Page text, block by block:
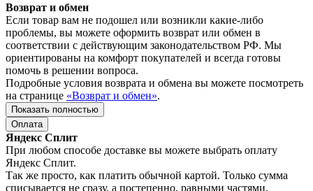
Возврат и обмен
Если товар вам не подошел или возникли какие-либо
проблемы, вы можете оформить возврат или обмен в
соответствии с действующим законодательством РФ. Мы
ориентированы на комфорт покупателей и всегда готовы
помочь в решении вопроса.
Подробные условия возврата и обмена вы можете посмотреть
на странице «Возврат и обмен».
Показать полностью
Оплата
Яндекс Сплит
При любом способе доставке вы можете выбрать оплату
Яндекс Сплит.
Так же просто, как платить обычной картой. Только сумма
списывается не сразу, а постепенно, равными частями.